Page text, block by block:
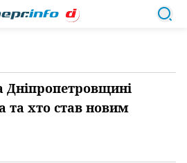
Дніпропетровщині
та хто став новим